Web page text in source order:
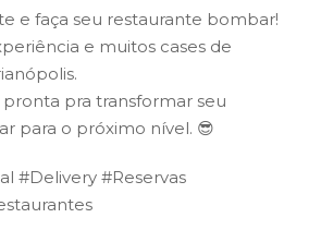
e faça seu restaurante bombar!
e muitos cases de
pra transformar seu
para o próximo nível. 😎
#Delivery #Reservas